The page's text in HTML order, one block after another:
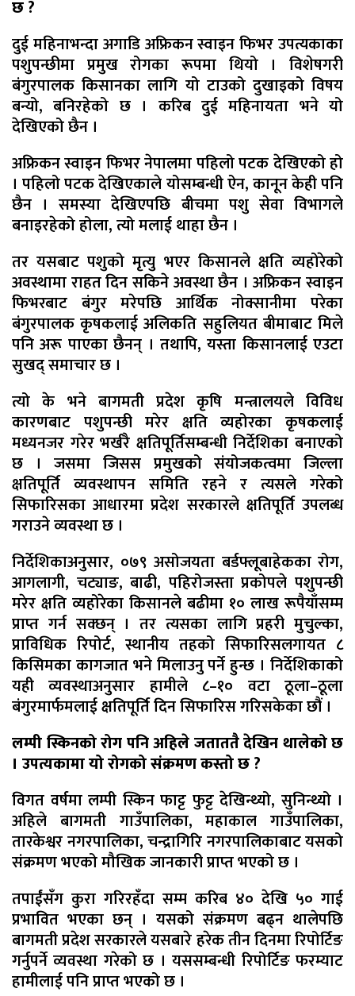
छ ?
दुई महिनाभन्दा अगाडि अफ्रिकन स्वाइन फिभर उपत्यकाका
पशुपन्छीमा प्रमुख रोगका रूपमा थियो । विशेषगरी
बंगुरपालक किसानका लागि यो टाउको दुखाइको विषय
बन्यो, बनिरहेको छ । करिब दुई महिनायता भने यो
देखिएको छैन ।
अफ्रिकन स्वाइन फिभर नेपालमा पहिलो पटक देखिएको हो
। पहिलो पटक देखिएकाले योसम्बन्धी ऐन, कानून केही पनि
छैन । समस्या देखिएपछि बीचमा पशु सेवा विभागले
बनाइरहेको होला, त्यो मलाई थाहा छैन ।
तर यसबाट पशुको मृत्यु भएर किसानले क्षति व्यहोरेको
अवस्थामा राहत दिन सकिने अवस्था छैन । अफ्रिकन स्वाइन
फिभरबाट बंगुर मरेपछि आर्थिक नोक्सानीमा परेका
बंगुरपालक कृषकलाई अलिकति सहुलियत बीमाबाट मिले
पनि अरू पाएका छैनन् । तथापि, यस्ता किसानलाई एउटा
सुखद् समाचार छ ।
त्यो के भने बागमती प्रदेश कृषि मन्त्रालयले विविध
कारणबाट पशुपन्छी मरेर क्षति व्यहोरका कृषकलाई
मध्यनजर गरेर भर्खरै क्षतिपूर्तिसम्बन्धी निर्देशिका बनाएको
छ । जसमा जिसस प्रमुखको संयोजकत्वमा जिल्ला
क्षतिपूर्ति व्यवस्थापन समिति रहने र त्यसले गरेको
सिफारिसका आधारमा प्रदेश सरकारले क्षतिपूर्ति उपलब्ध
गराउने व्यवस्था छ ।
निर्देशिकाअनुसार, ०७९ असोजयता बर्डफ्लूबाहेकका रोग,
आगलागी, चट्याङ, बाढी, पहिरोजस्ता प्रकोपले पशुपन्छी
मरेर क्षति व्यहोरेका किसानले बढीमा १० लाख रूपैयाँसम्म
प्राप्त गर्न सक्छन् । तर त्यसका लागि प्रहरी मुचुल्का,
प्राविधिक रिपोर्ट, स्थानीय तहको सिफारिसलगायत ८
किसिमका कागजात भने मिलाउनु पर्ने हुन्छ । निर्देशिकाको
यही व्यवस्थाअनुसार हामीले ८–१० वटा ठूला–ठूला
बंगुरमार्फमलाई क्षतिपूर्ति दिन सिफारिस गरिसकेका छौं ।
लम्पी स्किनको रोग पनि अहिले जताततै देखिन थालेको छ
। उपत्यकामा यो रोगको संक्रमण कस्तो छ ?
विगत वर्षमा लम्पी स्किन फाट्ट फुट्ट देखिन्थ्यो, सुनिन्थ्यो ।
अहिले बागमती गाउँपालिका, महाकाल गाउँपालिका,
तारकेश्वर नगरपालिका, चन्द्रागिरि नगरपालिकाबाट यसको
संक्रमण भएको मौखिक जानकारी प्राप्त भएको छ ।
तपाईंसँग कुरा गरिरहँदा सम्म करिब ४० देखि ५० गाई
प्रभावित भएका छन् । यसको संक्रमण बढ्न थालेपछि
बागमती प्रदेश सरकारले यसबारे हरेक तीन दिनमा रिपोर्टिङ
गर्नुपर्ने व्यवस्था गरेको छ । यससम्बन्धी रिपोर्टिङ फरम्याट
हामीलाई पनि प्राप्त भएको छ ।